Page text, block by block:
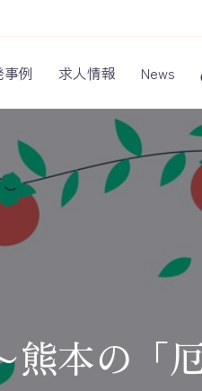
事例 求人情報 News
熊本の「